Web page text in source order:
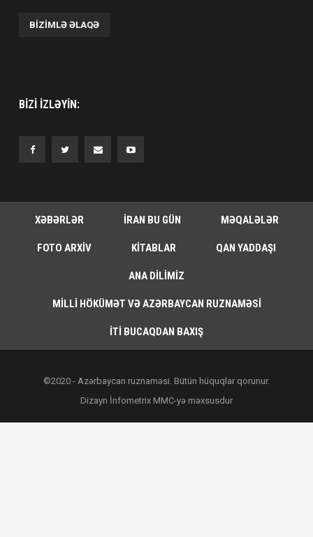
BIZIMLƏ ƏLAQƏ
BIZI IZLƏYIN:
XƏBƏRLƏR İRAN BU GÜN MƏQALƏLƏR
FOTO ARXIV KITABLAR QAN YADDAŞI
ANA DILIMIZ
MILLI HÖKÜMƏT VƏ AZƏRBAYCAN RUZNAMƏSI
İTI BUCAQDAN BAXIŞ
©2020 - Azərbaycan ruznaməsi. Bütün hüquqlar qorunur.
Dizayn İnfometrix MMC-yə məxsusdur